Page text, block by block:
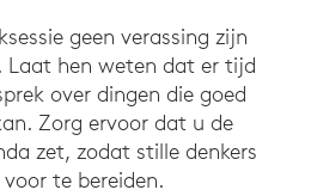
geen verassing zijn
Laat hen weten dat er tijd
over dingen die goed
Zorg ervoor dat u de
zet, zodat stille denkers
te bereiden.